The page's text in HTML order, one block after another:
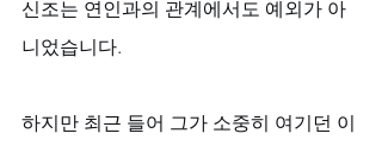
신조는 연인과의 관계에서도 예외가 아
니었습니다.
하지만 최근 들어 그가 소중히 여기던 이